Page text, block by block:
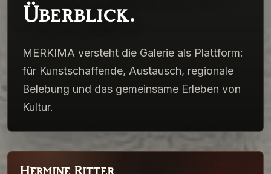
Überblick.
MERKIMA versteht die Galerie als Plattform:
für Kunstschaffende, Austausch, regionale
Belebung und das gemeinsame Erleben von
Kultur.